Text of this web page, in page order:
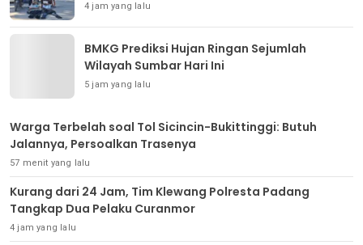
4 jam yang lalu
BMKG Prediksi Hujan Ringan Sejumlah
Wilayah Sumbar Hari Ini
5 jam yang lalu
Warga Terbelah soal Tol Sicincin-Bukittinggi: Butuh
Jalannya, Persoalkan Trasenya
57 menit yang lalu
Kurang dari 24 Jam, Tim Klewang Polresta Padang
Tangkap Dua Pelaku Curanmor
4 jam yang lalu